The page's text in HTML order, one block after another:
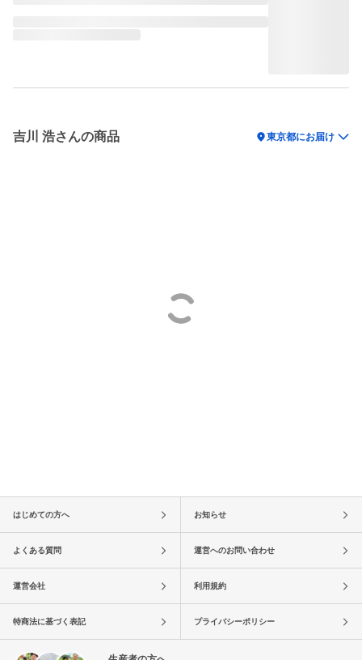
吉川 浩さんの商品 location_on東京都にお届け
はじめての方へ お知らせ
よくある質問 運営へのお問い合わせ
運営会社 利用規約
特商法に基づく表記 プライバシーポリシー